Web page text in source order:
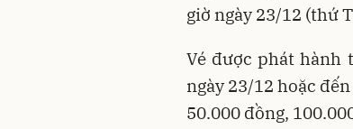
giờ ngày 23/12 (thứ
Vé được phát hành
ngày 23/12 hoặc
50.000 đồng,